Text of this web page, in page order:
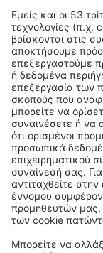
Μας
Προσπαθήστε να
Copyright © eSky.gr.